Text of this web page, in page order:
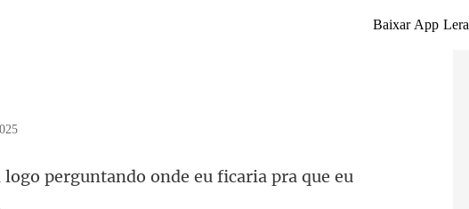
Baixar App Lera
perguntando onde eu ficaria pra